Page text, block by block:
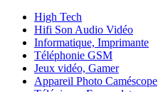
High Tech
Hifi Son Audio Vidéo
Informatique, Imprimante
Téléphonie GSM
Jeux vidéo, Gamer
Appareil Photo Caméscope